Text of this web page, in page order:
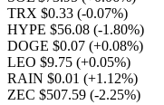
TRX $0.33 (-0.07%)
HYPE $56.08 (-1.80%)
DOGE $0.07 (+0.08%)
LEO $9.75 (+0.05%)
RAIN $0.01 (+1.12%)
ZEC $507.59 (-2.25%)